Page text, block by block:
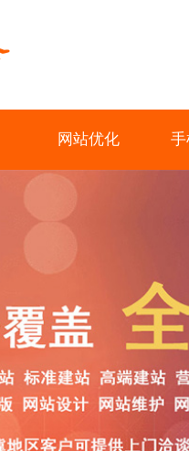
网站优化